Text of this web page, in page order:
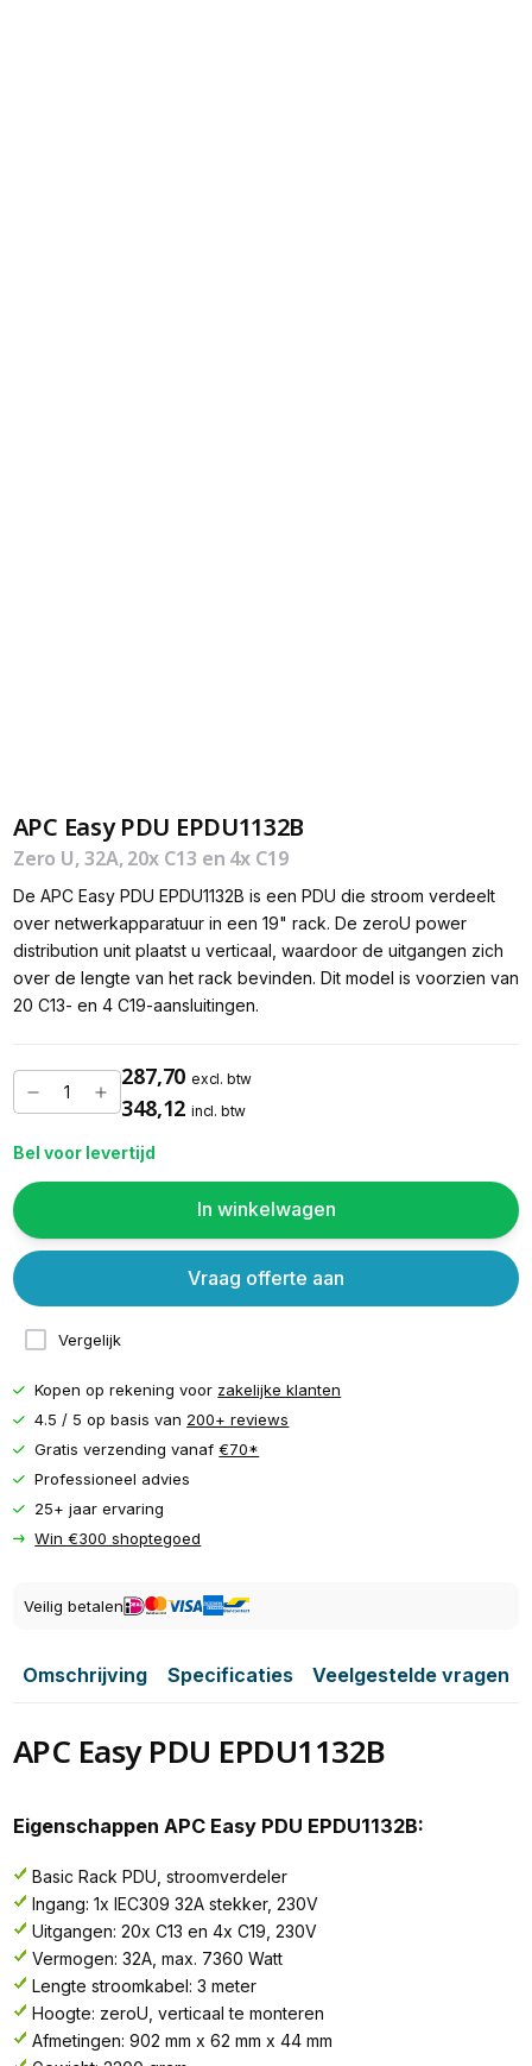
APC Easy PDU EPDU1132B
Zero U, 32A, 20x C13 en 4x C19
De APC Easy PDU EPDU1132B is een PDU die stroom verdeelt
over netwerkapparatuur in een 19" rack. De zeroU power
distribution unit plaatst u verticaal, waardoor de uitgangen zich
over de lengte van het rack bevinden. Dit model is voorzien van
20 C13- en 4 C19-aansluitingen.
287,70 excl. btw
348,12 incl. btw
Bel voor levertijd
In winkelwagen
Vergelijk
Vraag offerte aan
Kopen op rekening voor zakelijke klanten
4.5 / 5 op basis van 200+ reviews
Gratis verzending vanaf€70*
Professioneel advies
25+ jaar ervaring
Win €300 shoptegoed
Veilig betalen
Omschrijving Specificaties Veelgestelde vragen
APC Easy PDU EPDU1132B
Eigenschappen APC Easy PDU EPDU1132B:
Basic Rack PDU, stroomverdeler
Ingang: 1x IEC309 32A stekker, 230V
Uitgangen: 20x C13 en 4x C19, 230V
Vermogen: 32A, max. 7360 Watt
Lengte stroomkabel: 3 meter
Hoogte: zeroU, verticaal te monteren
Afmetingen: 902 mm x 62 mm x 44 mm